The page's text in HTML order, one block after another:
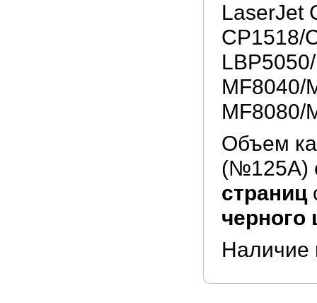
LaserJet
CP1518/
MF8040/
MF8080/
Объем
(№125A)
страниц
черного
Наличие